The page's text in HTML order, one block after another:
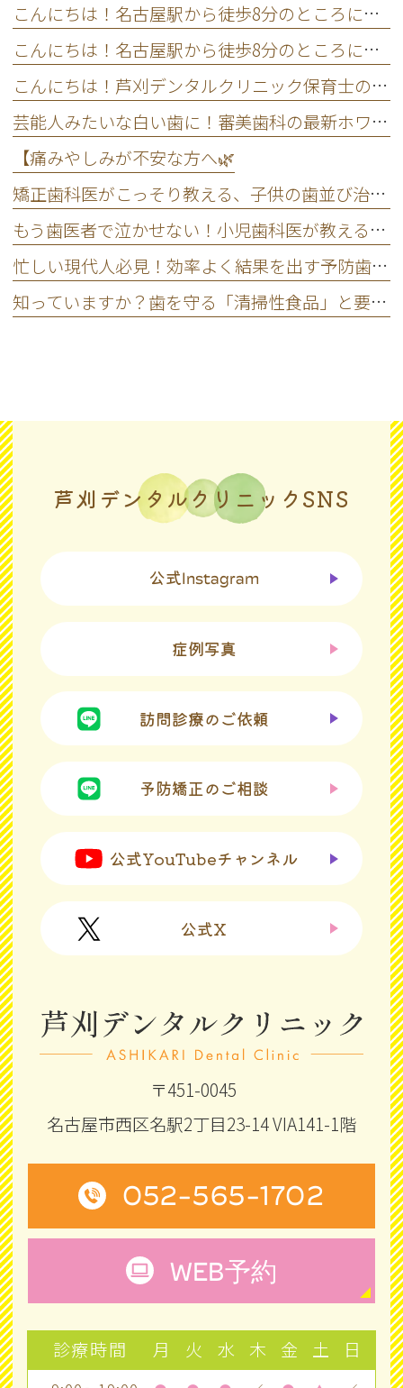
こんにちは！名古屋駅から徒歩8分のところにある芦刈デンタルクリニック管
こんにちは！名古屋駅から徒歩8分のところにある芦刈デンタルクリニック管
こんにちは！芦刈デンタルクリニック保育士の神野です🐨
芸能人みたいな白い歯に！審美歯科の最新ホワイトニング事情を大公開します
【痛みやしみが不安な方へ🌿
矯正歯科医がこっそり教える、子供の歯並び治療をいつから始めるべきかの正解
もう歯医者で泣かせない！小児歯科医が教える子どもが嫌がらない通い方
忙しい現代人必見！効率よく結果を出す予防歯科のスマートなメンテナンス法
知っていますか？歯を守る「清掃性食品」と要注意の「停滞性食品」
芦刈デンタルクリニックSNS
公式 Instagram
症例写真
訪問診療のご依頼
予防矯正のご相談
公式YouTubeチャンネル
公式X
〒451-0045
名古屋市西区名駅2丁目23-14 VIA141-1階
052-565-1702
WEB予約
診療時間 月 火 水 木 金 土 日